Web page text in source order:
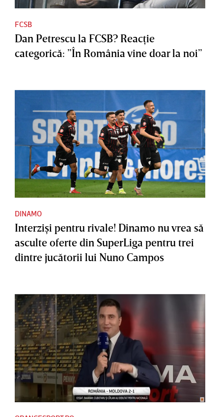
FCSB
Dan Petrescu la FCSB? Reacţie
categorică: ”În România vine doar la noi”
DINAMO
Interzişi pentru rivale! Dinamo nu vrea să
asculte oferte din SuperLiga pentru trei
dintre jucătorii lui Nuno Campos